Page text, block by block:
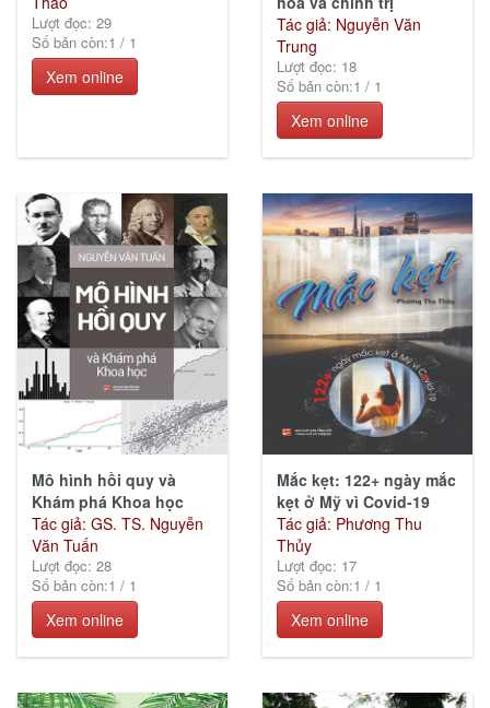
Lượt đọc: 29
Số bản còn:1 /1
Xem online
Tác giả: Nguyễn Văn
Trung
Lượt đọc: 18
Số bản còn:1 /1
Xem online
Mô hình hồi quy và
Khám phá Khoa học
Tác giả: GS. TS. Nguyễn
Văn Tuấn
Lượt đọc: 28
Số bản còn:1 /1
Xem online
Mắc kẹt: 122+ ngày mắc
kẹt ở Mỹ vì Covid-19
Tác giả: Phương Thu
Thủy
Lượt đọc: 17
Số bản còn:1 /1
Xem online